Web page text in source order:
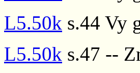
L5.50k s.44 Vy
L5.50k s.47 --